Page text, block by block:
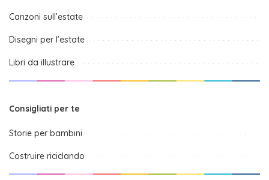
Canzoni sull’estate
Disegni per l’estate
Libri da illustrare
Consigliati per te
Storie per bambini
Costruire riciclando